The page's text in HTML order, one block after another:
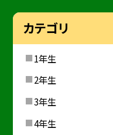
カテゴリ
1年生
2年生
3年生
4年生